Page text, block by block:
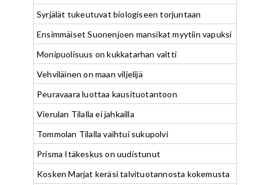
Syrjälät tukeutuvat biologiseen torjuntaan
Ensimmäiset Suonenjoen mansikat myytiin vapuksi
Monipuolisuus on kukkatarhan valtti
Vehviläinen on maan viljelijä
Peuravaara luottaa kausituotantoon
Vierulan Tilalla ei jahkailla
Tommolan Tilalla vaihtui sukupolvi
Prisma Itäkeskus on uudistunut
Kosken Marjat keräsi talvituotannosta kokemusta